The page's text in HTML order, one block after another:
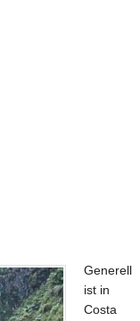
Generell
ist in
Costa